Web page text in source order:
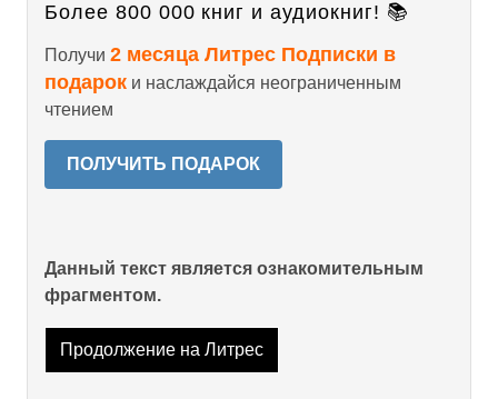
Более 800 000 книг и аудиокниг! 📚
Получи 2 месяца Литрес Подписки в
подарок и наслаждайся неограниченным
чтением
ПОЛУЧИТЬ ПОДАРОК
Данный текст является ознакомительным
фрагментом.
Продолжение на Литрес